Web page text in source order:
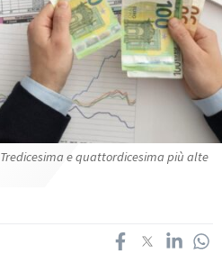
Tredicesima e quattordicesima più alte